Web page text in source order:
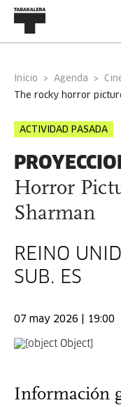
Inicio Agenda
the rocky horror
ACTIVIDAD PASADA
Horror
Sharman
REINO
SUB. ES
07 may 2026 | 19:00
Información